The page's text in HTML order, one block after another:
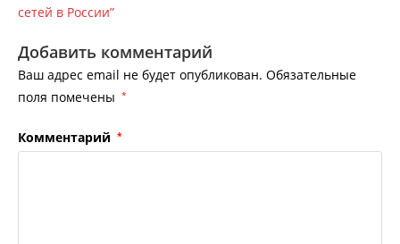
сетей в России”
Добавить комментарий
Ваш адрес email не будет опубликован. Обязательные
поля помечены *
Комментарий *